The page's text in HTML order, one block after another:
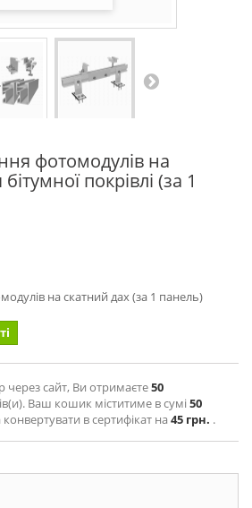
фотомодулів на
покрівлі (за 1
на скатний дах (за 1 панель)
сайт, Ви отримаєте50
Ваш кошик міститиме в сумі50
в сертифікат на45 грн. .